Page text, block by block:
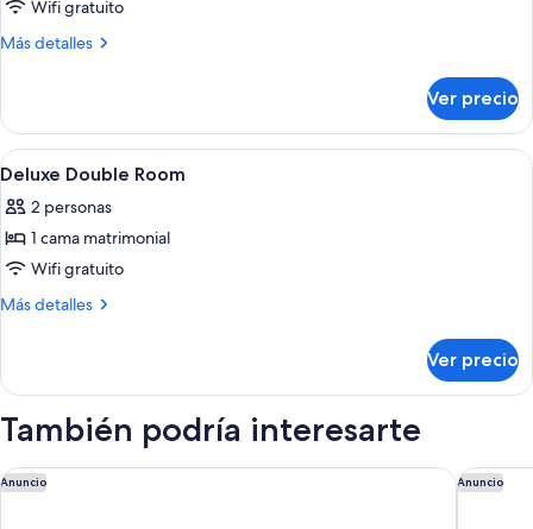
Wifi gratuito
Más detalles
Más
doble
Deluxe
Ver precio
Abrir
todas
las
fotos
de
Deluxe
Habitación de hotel con cama,
3
Deluxe Double Room
2 personas
1 cama matrimonial
Wifi gratuito
Más detalles
Más
Double
Ver precio
También podría interesarte
Anuncio
Mandarin Oriental, Taipei Anuncio